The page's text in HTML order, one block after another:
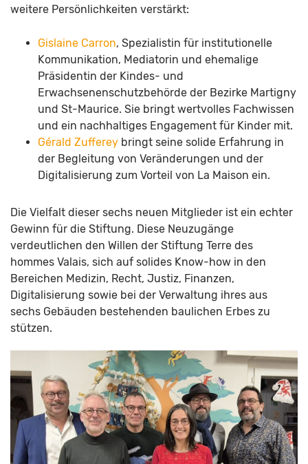
weitere Persönlichkeiten verstärkt:
Gislaine Carron, Spezialistin für institutionelle
Kommunikation, Mediatorin und ehemalige
Präsidentin der Kindes- und
Erwachsenenschutzbehörde der Bezirke Martigny
und St-Maurice. Sie bringt wertvolles Fachwissen
und ein nachhaltiges Engagement für Kinder mit.
Gérald Zufferey bringt seine solide Erfahrung in
der Begleitung von Veränderungen und der
Digitalisierung zum Vorteil von La Maison ein.
Die Vielfalt dieser sechs neuen Mitglieder ist ein echter
Gewinn für die Stiftung. Diese Neuzugänge
verdeutlichen den Willen der Stiftung Terre des
hommes Valais, sich auf solides Know-how in den
Bereichen Medizin, Recht, Justiz, Finanzen,
Digitalisierung sowie bei der Verwaltung ihres aus
sechs Gebäuden bestehenden baulichen Erbes zu
stützen.